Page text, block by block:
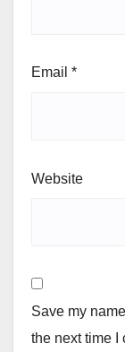
Email *
Website
Save my
the next time I